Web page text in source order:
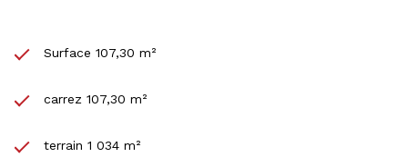
Surface 107,30 m²
carrez 107,30 m²
terrain 1 034 m²